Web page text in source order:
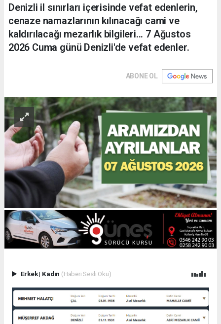
Denizli il sınırları içerisinde vefat edenlerin,
cenaze namazlarının kılınacağı cami ve
kaldırılacağı mezarlık bilgileri... 7 Ağustos
2026 Cuma günü Denizli'de vefat edenler.
ABONE OL
Erkek| Kadın (Haberi Sesli Oku)